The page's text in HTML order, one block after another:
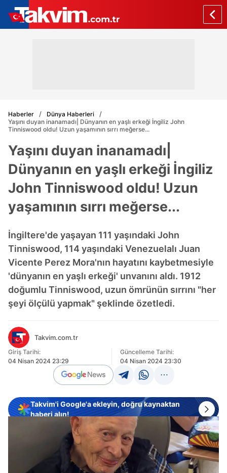
Haberler
Dünya Haberleri
Yaşını duyan inanamadı| Dünyanın en yaşlı erkeği İngiliz John
Tinniswood oldu! Uzun yaşamının sırrı meğerse...
Yaşını duyan inanamadı|
Dünyanın en yaşlı erkeği İngiliz
John Tinniswood oldu! Uzun
yaşamının sırrı meğerse...
İngiltere'de yaşayan 111 yaşındaki John
Tinniswood, 114 yaşındaki Venezuelalı Juan
Vicente Perez Mora'nın hayatını kaybetmesiyle
'dünyanın en yaşlı erkeği' unvanını aldı. 1912
doğumlu Tinniswood, uzun ömrünün sırrını "her
şeyi ölçülü yapmak" şeklinde özetledi.
Takvim.com.tr
Giriş Tarihi:
04 Nisan 2024 23:29
Güncelleme Tarihi:
04 Nisan 2024 23:30
Takvim'i Google'a ekleyin, doğru kaynaktan
haberi alın!